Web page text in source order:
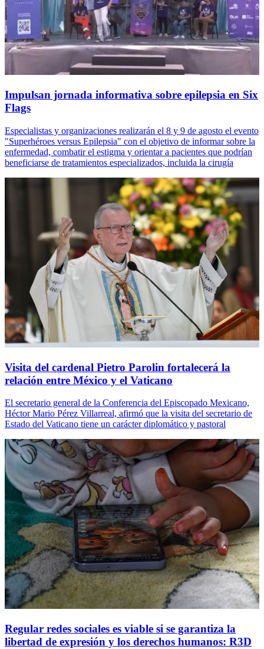
Impulsan jornada informativa sobre epilepsia en Six
Flags
Especialistas y organizaciones realizarán el 8 y 9 de agosto el evento
"Superhéroes versus Epilepsia" con el objetivo de informar sobre la
enfermedad, combatir el estigma y orientar a pacientes que podrían
beneficiarse de tratamientos especializados, incluida la cirugía
Visita del cardenal Pietro Parolin fortalecerá la
relación entre México y el Vaticano
El secretario general de la Conferencia del Episcopado Mexicano,
Héctor Mario Pérez Villarreal, afirmó que la visita del secretario de
Estado del Vaticano tiene un carácter diplomático y pastoral
Regular redes sociales es viable si se garantiza la
libertad de expresión y los derechos humanos: R3D